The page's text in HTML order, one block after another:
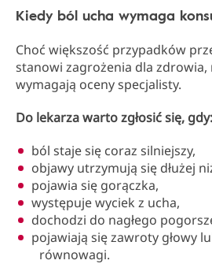
Kiedy ból ucha wymaga
Choć większość przypadków
stanowi zagrożenia dla
wymagają oceny specjalisty.
Do lekarza warto zgłosić się, gdy:
ból staje się coraz silniejszy,
objawy utrzymują się dłużej
pojawia się gorączka,
występuje wyciek z ucha,
dochodzi do nagłego
pojawiają się zawroty głowy
równowagi.